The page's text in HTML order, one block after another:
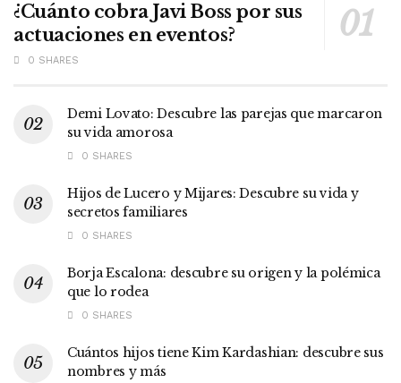
¿Cuánto cobra Javi Boss por sus
actuaciones en eventos?
0 SHARES
Demi Lovato: Descubre las parejas que marcaron
su vida amorosa
0 SHARES
Hijos de Lucero y Mijares: Descubre su vida y
secretos familiares
0 SHARES
Borja Escalona: descubre su origen y la polémica
que lo rodea
0 SHARES
Cuántos hijos tiene Kim Kardashian: descubre sus
nombres y más